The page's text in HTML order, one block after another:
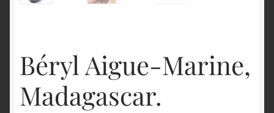
Béryl Aigue-Marine,
Madagascar.